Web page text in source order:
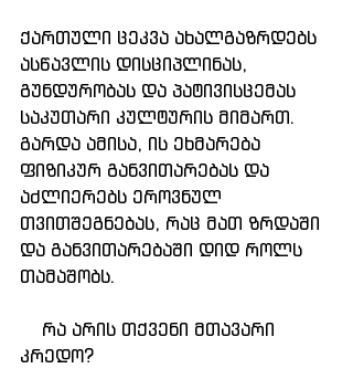
ქართული ცეკვა ახალგაზრდებს
ასწავლის დისციპლინას,
გუნდურობას და პატივისცემას
საკუთარი კულტურის მიმართ.
გარდა ამისა, ის ეხმარება
ფიზიკურ განვითარებას და
აძლიერებს ეროვნულ
თვითშეგნებას, რაც მათ ზრდაში
და განვითარებაში დიდ როლს
თამაშობს.
კრედო?